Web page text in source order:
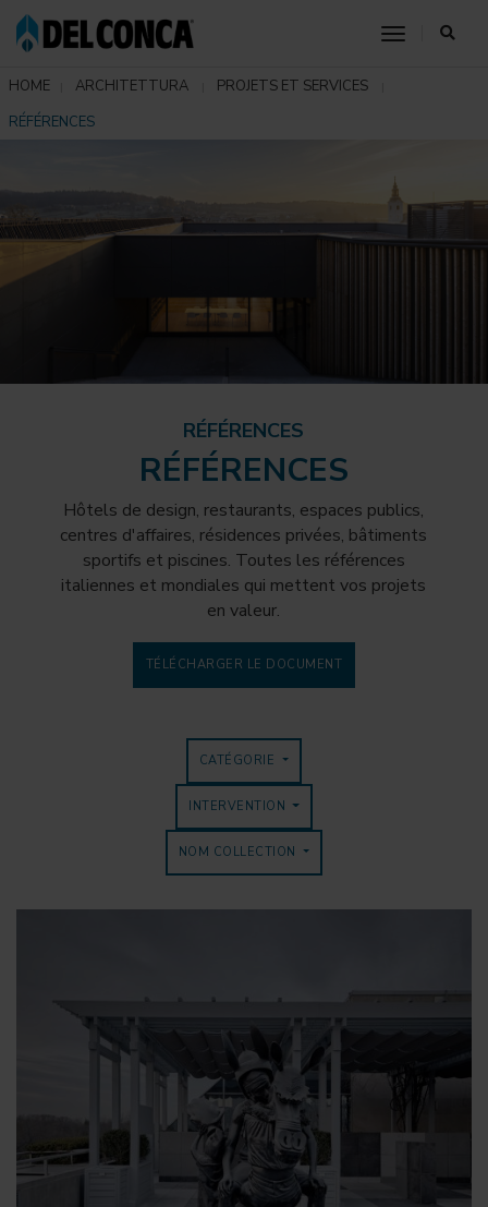
toggle
HOME ARCHITETTURA
PROJETS ET SERVICES
RÉFÉRENCES
RÉFÉRENCES
RÉFÉRENCES
Hôtels de design, restaurants, espaces publics,
centres d'affaires, résidences privées, bâtiments
sportifs et piscines. Toutes les références
italiennes et mondiales qui mettent vos projets
en valeur.
TÉLÉCHARGER LE DOCUMENT
CATÉGORIE
INTERVENTION
NOM COLLECTION